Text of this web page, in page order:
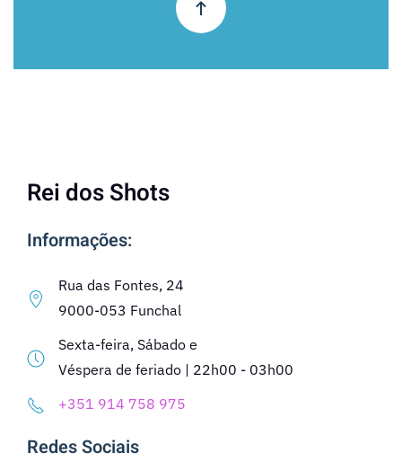
Rei dos Shots
Informações:
Rua das Fontes, 24
9000-053 Funchal
Sexta-feira, Sábado e
Véspera de feriado | 22h00 - 03h00
+351 914 758 975
Redes Sociais